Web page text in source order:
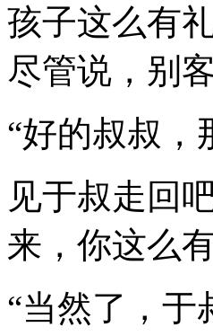
孩子这么有
尽管说，别
“好的叔叔，
见于叔走回
来，你这么
“当然了，于